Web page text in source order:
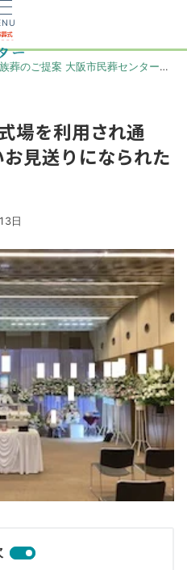
葬のご提案 大阪市民葬センター
場を利用され通
見送りになられた
日